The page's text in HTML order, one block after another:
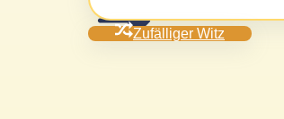
Zufälliger Witz